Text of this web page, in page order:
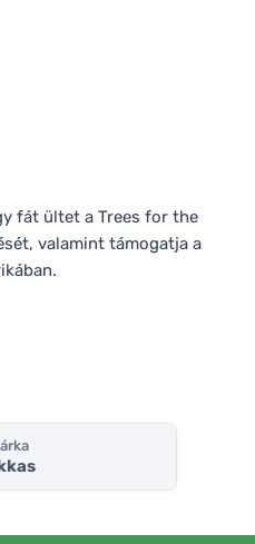
fát ültet a Trees for the
valamint támogatja a